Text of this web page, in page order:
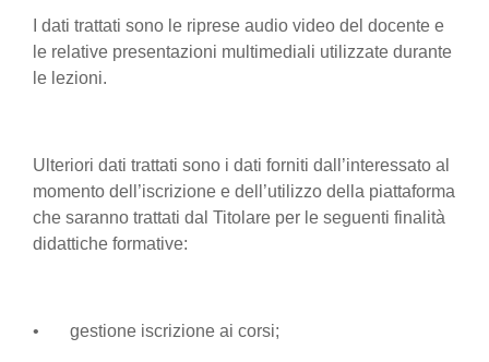
I dati trattati sono le riprese audio video del docente e
le relative presentazioni multimediali utilizzate durante
le lezioni.
Ulteriori dati trattati sono i dati forniti dall’interessato al
momento dell’iscrizione e dell’utilizzo della piattaforma
che saranno trattati dal Titolare per le seguenti finalità
didattiche formative:
• gestione iscrizione ai corsi;